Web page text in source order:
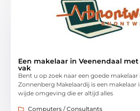
Een makelaar in Veenendaal
vak
Bent u op zoek naar een goede makelaar
Zonnenberg Makelaardij is een makelaar
wijde omgeving die er altijd alles
Computers / Consultants